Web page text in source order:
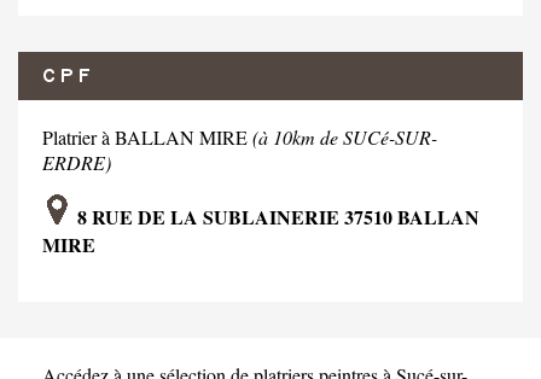
C P F
Platrier à BALLAN MIRE(à 10km de SUCé-SUR-
ERDRE)
8 RUE DE LA SUBLAINERIE 37510 BALLAN
MIRE